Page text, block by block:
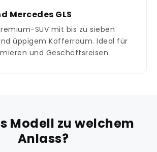
Mercedes GLS
SUV mit bis zu sieben
üppigem Kofferraum. Ideal für
und Geschäftsreisen.
Modell zu welchem
Anlass?